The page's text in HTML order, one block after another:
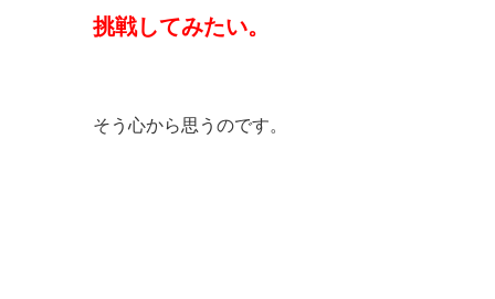
挑戦してみたい。
そう心から思うのです。